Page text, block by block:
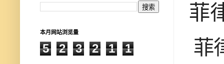
菲
菲
本月网站浏览量
5 2 3 2 1 1